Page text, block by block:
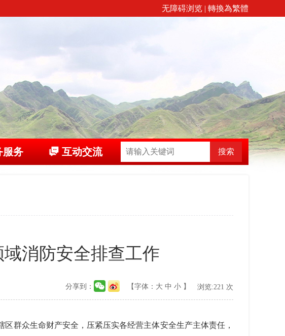
无障碍浏览 | 轉換為繁體
服务 互动交流 搜索
消防安全排查工作
【字体： 大 中 小 】 浏览:221 次
分享到：
众生命财产安全，压紧压实各经营主体安全生产主体责任，